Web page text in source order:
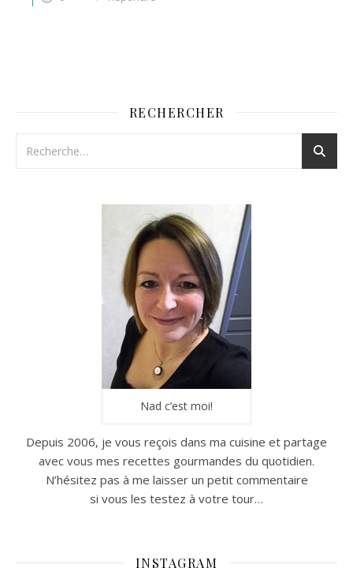
RECHERCHER
Nad c’est moi!
Depuis 2006, je vous reçois dans ma cuisine et partage
avec vous mes recettes gourmandes du quotidien.
N’hésitez pas à me laisser un petit commentaire
si vous les testez à votre tour…
INSTAGRAM